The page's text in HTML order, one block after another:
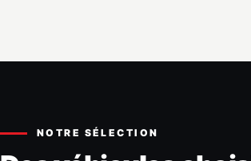
NOTRE SÉLECTION